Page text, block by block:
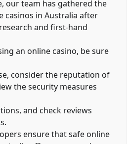
our team has gathered the
casinos in Australia after
and first-hand
an online casino, be sure
consider the reputation of
the security measures
and check reviews
ensure that safe online